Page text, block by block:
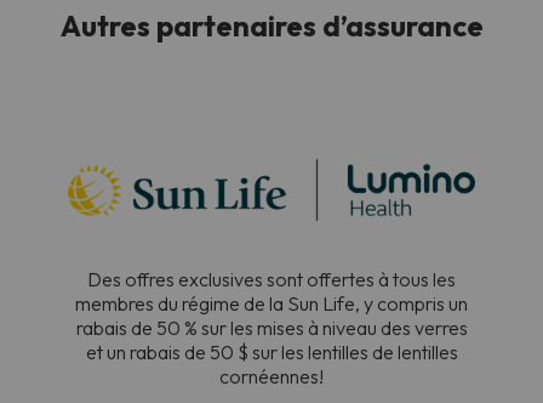
Autres partenaires d’assurance
Des offres exclusives sont offertes à tous les
membres du régime de la Sun Life, y compris un
rabais de 50 % sur les mises à niveau des verres
et un rabais de 50 $ sur les lentilles de lentilles
cornéennes!